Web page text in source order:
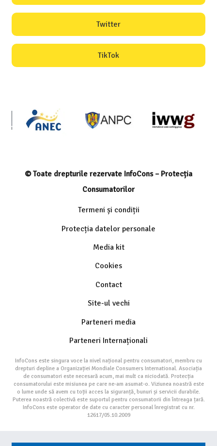
Twitter
TikTok
© Toate drepturile rezervate InfoCons – Protecția
Consumatorilor
Termeni și condiții
Protecția datelor personale
Media kit
Cookies
Contact
Site-ul vechi
Parteneri media
Parteneri Internaționali
InfoCons este singura voce la nivel național pentru consumatori, membru cu
drepturi depline a Organizației Mondiale Consumers International. Asociația
de consumatori este necesară acum, mai mult ca niciodată. Protecția
consumatorului este misiunea pe care ne-am asumat-o. Viziunea noastră este
o lume unde să avem cu toții acces la siguranță, bunuri și servicii durabile.
Puterea noastră colectivă este suportul pentru consumatorii din întreaga țară.
InfoCons este operator de date cu caracter personal înregistrat cu nr.
12617/05.10.2009